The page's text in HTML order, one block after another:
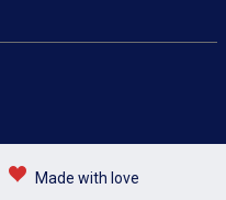
Made with love